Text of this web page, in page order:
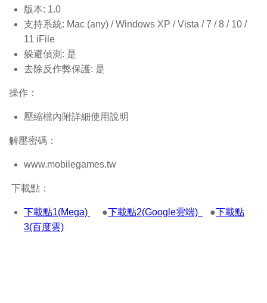
版本: 1.0
支持系統: Mac (any) / Windows XP / Vista / 7 / 8 / 10 /
11 iFile
躲避偵測: 是
去除反作弊保護: 是
操作：
壓縮檔內附詳細使用說明
解壓密碼：
www.mobilegames.tw
下載點：
下載點1(Mega) ●下載點2(Google雲端) ●下載點
3(百度雲)